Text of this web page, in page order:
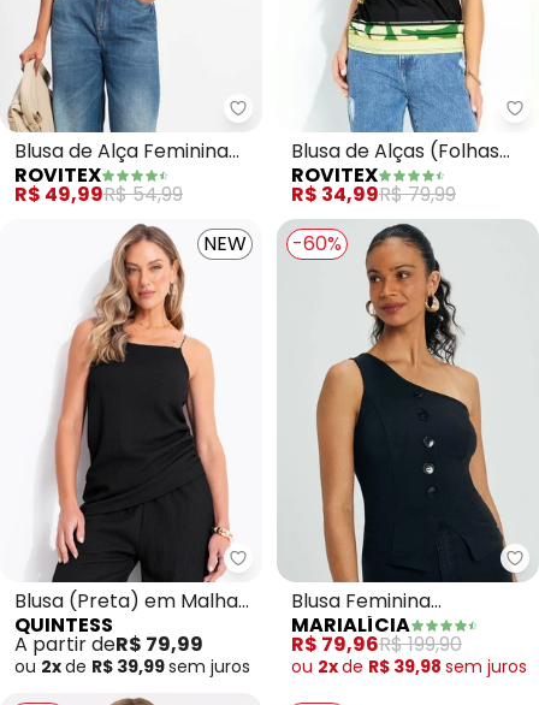
Rovitex - Blusa de Alça
Blusa de Alça Feminina
Básica (Preto)
ROVITEX
R$ 49,99R$ 54,99
Blusa de Alças (Folhas
Verde) Rovitex
ROVITEX
R$ 34,99R$ 79,99
NEW
Quintess - Blusa (Preta) em
Blusa (Preta) em Malha
Texturizada
QUINTESS
A partir deR$ 79,99
ou 2xde R$ 39,99sem juros
-60%
Blusa Feminina
Assimétrica com Botões
(Preto)
MARIALÍCIA
R$ 79,96R$ 199,90
ou 2xde R$ 39,98 sem juros